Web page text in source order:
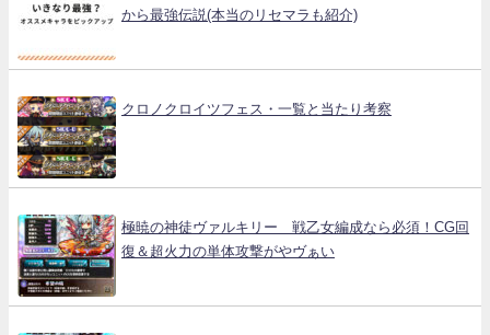
から最強伝説(本当のリセマラも紹介)
クロノクロイツフェス・一覧と当たり考察
極暁の神徒ヴァルキリー 戦乙女編成なら必須！CG回
復＆超火力の単体攻撃がやヴぁい